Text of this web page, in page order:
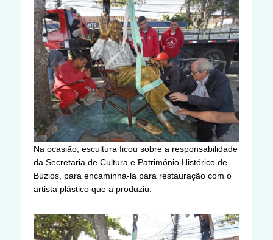
Na ocasião, escultura ficou sobre a responsabilidade
da Secretaria de Cultura e Patrimônio Histórico de
Búzios, para encaminhá-la para restauração com o
artista plástico que a produziu.